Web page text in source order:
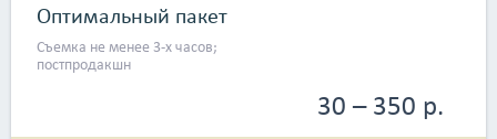
Оптимальный пакет
Съемка не менее 3-х часов;
постпродакшн
30 – 350 р.